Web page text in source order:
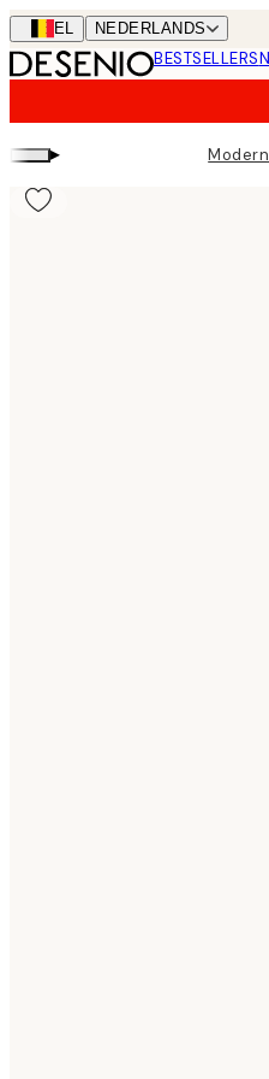
Skip
to
main
BEL NEDERLANDS
BESTSELLERS
▸